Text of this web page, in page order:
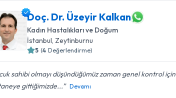
Doç. Dr. Üzeyir Kalkan
Kadın Hastalıkları ve Doğum
İstanbul Zeytinburnu
5 (4 Değerlendirme)
sahibi olmayı düşündüğümüz zaman genel kontrol için
gittiğimizde...
Devamı